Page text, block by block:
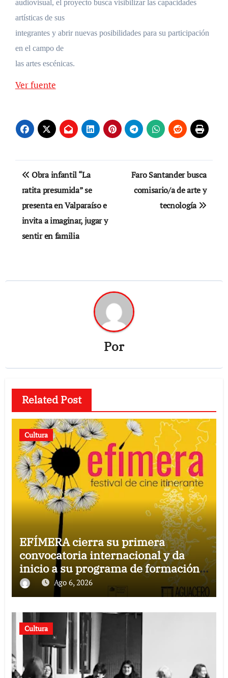
audiovisual, el proyecto busca visibilizar las capacidades
artísticas de sus
integrantes y abrir nuevas posibilidades para su participación
en el campo de
las artes escénicas.
Ver fuente
Navegación
de
entradas
Obra infantil “La
ratita presumida” se
presenta en Valparaíso e
invita a imaginar, jugar y
sentir en familia
Faro Santander busca
comisario/a de arte y
tecnología
Por
Related Post
Cultura
EFÍMERA cierra su primera
convocatoria internacional y da
inicio a su programa de formación
para la comunidad
Ago 6, 2026
Cultura